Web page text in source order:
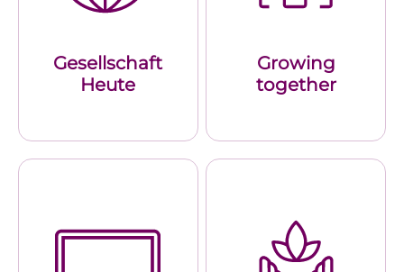
Gesellschaft
Heute
Growing
together